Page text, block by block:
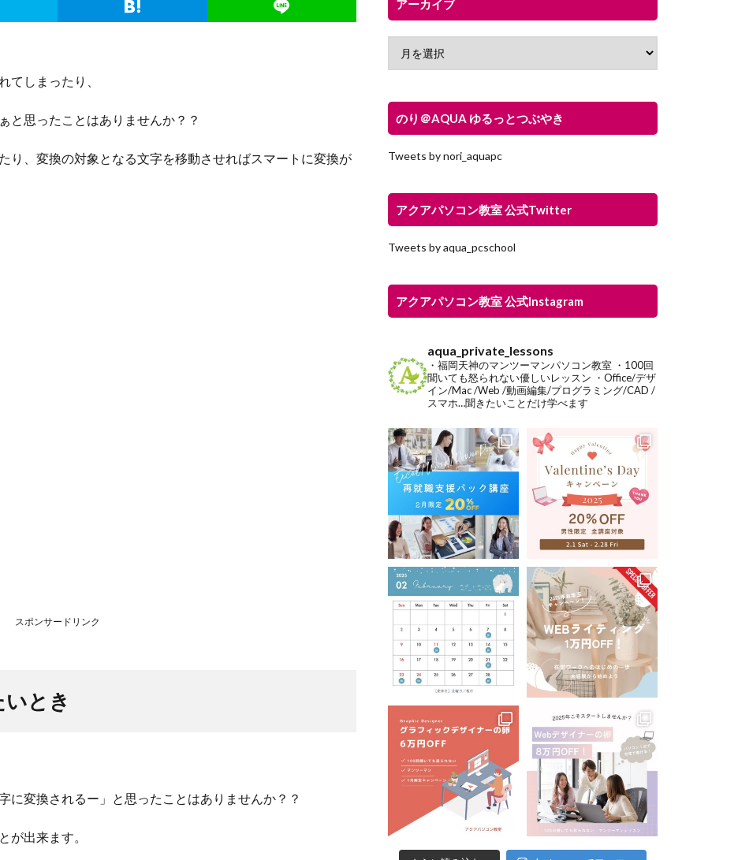
てしまったり、
と思ったことはありませんか？？
り、変換の対象となる文字を移動させればスマートに変換が
スポンサードリンク
とき
に変換されるー」と思ったことはありませんか？？
が出来ます。
アーカイブ
のり＠AQUA ゆるっとつぶやき
Tweets by nori_aquapc
アクアパソコン教室 公式Twitter
Tweets by aqua_pcschool
アクアパソコン教室 公式Instagram
aqua_private_lessons
・福岡天神のマンツーマンパソコン教室 ・100回
聞いても怒られない優しいレッスン ・Office/デザ
イン/Mac /Web /動画編集/プログラミング/CAD /
スマホ…聞きたいことだけ学べます